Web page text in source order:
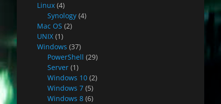
Linux (4)
Synology (4)
Mac OS (2)
UNIX (1)
Windows (37)
PowerShell (29)
Server (1)
Windows 10 (2)
Windows 7 (5)
Windows 8 (6)